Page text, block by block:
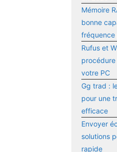
Mémoire
bonne
fréquence
Rufus et
procédure
votre PC
Gg trad :
pour une
efficace
Envoyer
solutions
rapide